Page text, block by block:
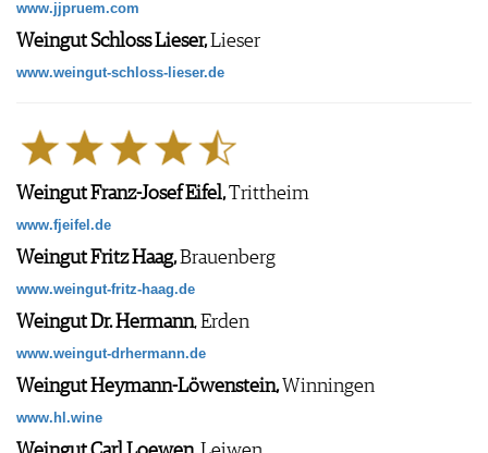
www.jjpruem.com
Weingut Schloss Lieser,Lieser
www.weingut-schloss-lieser.de
Weingut Franz-Josef Eifel,Trittheim
www.fjeifel.de
Weingut Fritz Haag,Brauenberg
www.weingut-fritz-haag.de
Weingut Dr. Hermann, Erden
www.weingut-drhermann.de
Weingut Heymann-Löwenstein,Winningen
www.hl.wine